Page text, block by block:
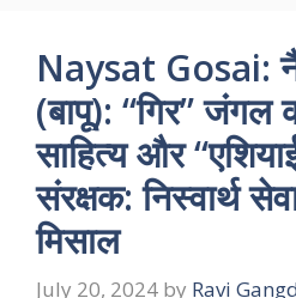
Naysat Gosai:
(बापू): “गिर” जंगल
साहित्य और
संरक्षक: निस्वार्थ
मिसाल
July 20, 2024 by Ravi